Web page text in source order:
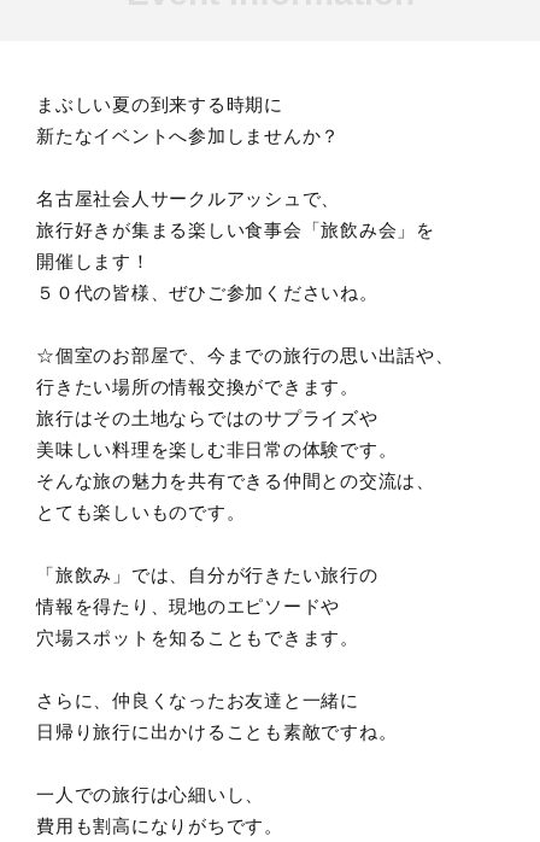
まぶしい夏の到来する時期に
新たなイベントへ参加しませんか？
名古屋社会人サークルアッシュで、
旅行好きが集まる楽しい食事会「旅飲み会」を
開催します！
５０代の皆様、ぜひご参加くださいね。
☆個室のお部屋で、今までの旅行の思い出話や、
行きたい場所の情報交換ができます。
旅行はその土地ならではのサプライズや
美味しい料理を楽しむ非日常の体験です。
そんな旅の魅力を共有できる仲間との交流は、
とても楽しいものです。
「旅飲み」では、自分が行きたい旅行の
情報を得たり、現地のエピソードや
穴場スポットを知ることもできます。
さらに、仲良くなったお友達と一緒に
日帰り旅行に出かけることも素敵ですね。
一人での旅行は心細いし、
費用も割高になりがちです。